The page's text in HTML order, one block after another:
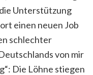
Unterstützung
einen neuen Job
schlechter
von mir
Die Löhne stiegen